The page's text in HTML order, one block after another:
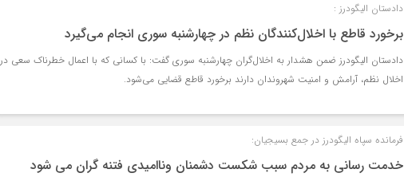
دادستان الیگودرز :
برخورد قاطع با اخلال‌کنندگان نظم در چهارشنبه سوری انجام می‌گیرد
دادستان الیگودرز ضمن هشدار به اخلال‌گران چهارشنبه سوری گفت: با کسانی که با اعمال خطرناک سعی در
اخلال نظم، آرامش و امنیت شهروندان دارند برخورد قاطع قضایی می‌شود.
فرمانده سپاه الیگودرز در جمع بسیجیان:
خدمت رسانی به مردم سبب شکست دشمنان وناامیدی فتنه گران می شود